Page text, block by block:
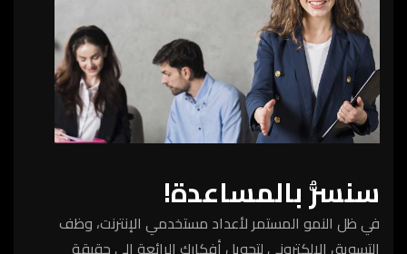
سنسرُّ بالمساعدة!
في ظل النمو المستمر لأعداد مستخدمي الإنترنت، وظف